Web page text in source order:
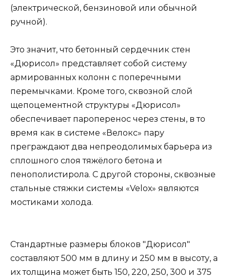
(электрической, бензиновой или обычной
ручной).
Это значит, что бетонный сердечник стен
«Дюрисол» представляет собой систему
армированных колонн с поперечными
перемычками. Кроме того, сквозной слой
щепоцементной структуры «Дюрисол»
обеспечивает пароперенос через стены, в то
время как в системе «Велокс» пару
преграждают два непреодолимых барьера из
сплошного слоя тяжёлого бетона и
пенополистирола. С другой стороны, сквозные
стальные стяжки системы «Velох» являются
мостиками холода.
Стандартные размеры блоков "Дюрисол"
составляют 500 мм в длину и 250 мм в высоту, а
их толщина может быть 150, 220, 250, 300 и 375